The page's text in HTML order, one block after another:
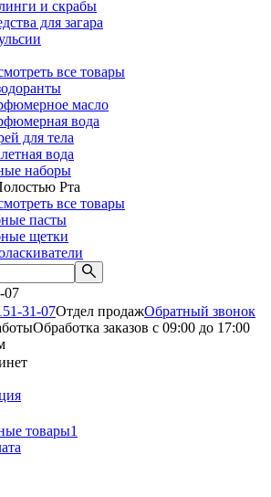
и скрабы
для загара
все товары
масло
вода
для тела
вода
наборы
Рта
все товары
пасты
щетки
07
31-07Отдел продажОбратный звонок
Обработка заказов с 09:00 до 17:00
товары1